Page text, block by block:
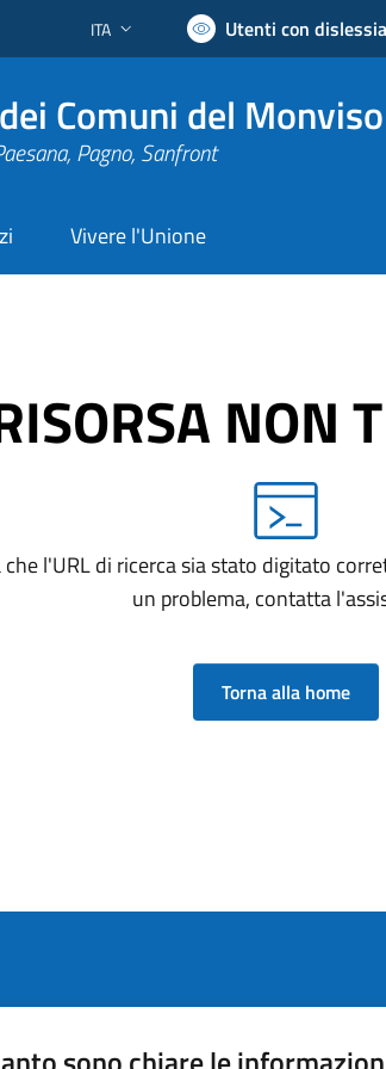
Lingua attiva:
ITA Utenti con dislessia
Comuni del Monviso
Pagno, Sanfront
Vivere l'Unione
NON
che l'URL di ricerca sia stato digitato
un problema, contatta
Torna alla home